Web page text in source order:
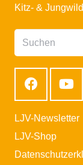
Kitz- &
LJV-Newsletter
LJV-Shop